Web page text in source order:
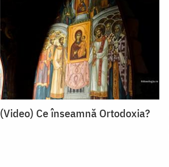
(Video) Ce înseamnă Ortodoxia?